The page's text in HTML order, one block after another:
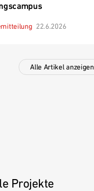
22.6.2026
Alle Artikel anzeigen
Projekte